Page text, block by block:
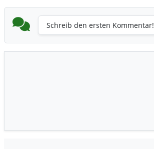
Schreib den ersten Kommentar!